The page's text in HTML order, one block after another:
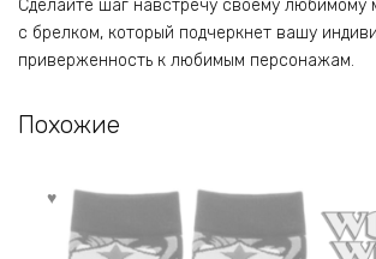
Сделайте шаг навстречу своему любимому
с брелком, который подчеркнет вашу
приверженность к любимым персонажам.
Похожие